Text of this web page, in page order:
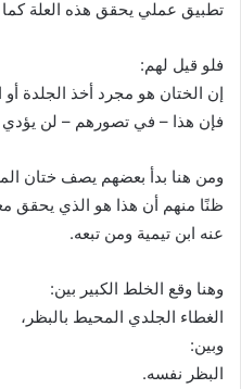
تطبيق عملي يحقق هذه العلة كما
فلو قيل لهم:
إن الختان هو مجرد أخذ الجلدة
فإن هذا – في تصورهم – لن يؤدي
ومن هنا بدأ بعضهم يصف ختان
ظنًا منهم أن هذا هو الذي يحقق
عنه ابن تيمية ومن تبعه.
وهنا وقع الخلط الكبير بين:
الغطاء الجلدي المحيط بالبظر،
وبين:
البظر نفسه.